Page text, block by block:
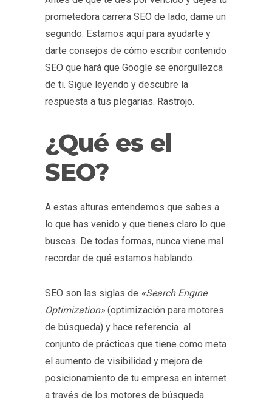
prometedora carrera SEO de lado, dame un
segundo. Estamos aquí para ayudarte y
darte consejos de cómo escribir contenido
SEO que hará que Google se enorgullezca
de ti. Sigue leyendo y descubre la
respuesta a tus plegarias. Rastrojo.
¿Qué es el
SEO?
A estas alturas entendemos que sabes a
lo que has venido y que tienes claro lo que
buscas. De todas formas, nunca viene mal
recordar de qué estamos hablando.
SEO son las siglas de «Search Engine
Optimization» (optimización para motores
de búsqueda) y hace referencia al
conjunto de prácticas que tiene como meta
el aumento de visibilidad y mejora de
posicionamiento de tu empresa en internet
a través de los motores de búsqueda